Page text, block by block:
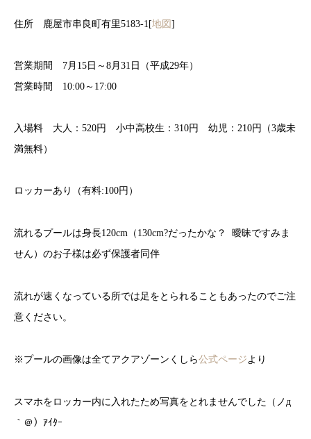
住所 鹿屋市串良町有里5183-1[地図]
営業期間 7月15日～8月31日（平成29年）
営業時間 10:00～17:00
入場料 大人：520円 小中高校生：310円 幼児：210円（3歳未
満無料）
ロッカーあり（有料:100円）
流れるプールは身長120cm（130cm?だったかな？ 曖昧ですみま
せん）のお子様は必ず保護者同伴
流れが速くなっている所では足をとられることもあったのでご注
意ください。
※プールの画像は全てアクアゾーンくしら公式ページ より
スマホをロッカー内に入れたため写真をとれませんでした（ノд
｀＠）ｱｲﾀｰ